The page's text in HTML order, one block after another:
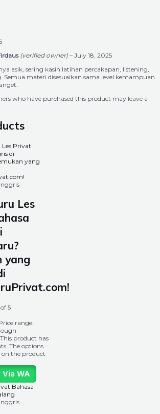
(verified owner) – July 18, 2025
asik, sering kasih latihan percakapan, listening,
Semua materi disesuaikan sama level kemampuan
who have purchased this product may leave a
Les
yang
5
range:
This product has
The options
on the product
WA